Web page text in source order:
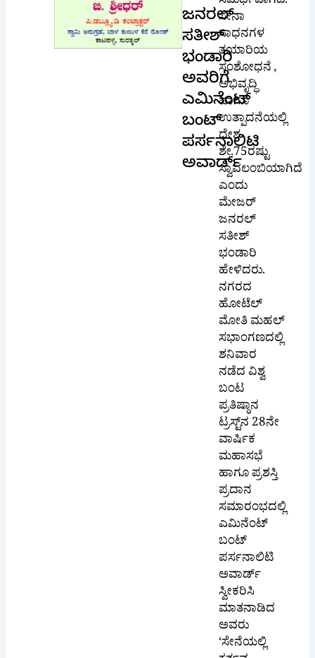
ಜನರಲ್
ಸತೀಶ್
ಭಂಡಾರಿ
ಅವರಿಗೆ
ಎಮಿನೆಂಟ್
ಬಂಟ್
ಪರ್ಸನಾಲಿಟಿ
ಅವಾರ್ಡ್
ಸೇನಾ
ಸಾಧನಗಳ
ತಯಾರಿಯ
ಸಂಶೋಧನೆ ,
ಅಭಿವೃದ್ಧಿ
ಹಾಗೂ
ಉತ್ಪಾದನೆಯಲ್ಲಿ
ದೇಶ
ಶೇ.75ರಷ್ಟು
ಸ್ವಾವಲಂಬಿಯಾಗಿದೆ
ಎಂದು
ಮೇಜರ್
ಜನರಲ್
ಸತೀಶ್
ಭಂಡಾರಿ
ಹೇಳಿದರು.
ನಗರದ
ಹೋಟೆಲ್
ಮೋತಿ ಮಹಲ್
ಸಭಾಂಗಣದಲ್ಲಿ
ಶನಿವಾರ
ನಡೆದ ವಿಶ್ವ
ಬಂಟ
ಪ್ರತಿಷ್ಠಾನ
ಟ್ರಸ್ಟ್‌ನ 28ನೇ
ವಾರ್ಷಿಕ
ಮಹಾಸಭೆ
ಹಾಗೂ ಪ್ರಶಸ್ತಿ
ಪ್ರದಾನ
ಸಮಾರಂಭದಲ್ಲಿ
ಎಮಿನೆಂಟ್
ಬಂಟ್
ಪರ್ಸನಾಲಿಟಿ
ಅವಾರ್ಡ್
ಸ್ವೀಕರಿಸಿ
ಮಾತನಾಡಿದ
ಅವರು
‘ಸೇನೆಯಲ್ಲಿ